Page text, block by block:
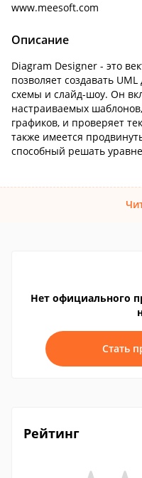
www.meesoft.com
Описание
Diagram Designer - это
позволяет создавать
схемы и слайд-шоу. Он
настраиваемых
графиков, и проверяет
также имеется
способный решать
Нет официального
Стать
Рейтинг